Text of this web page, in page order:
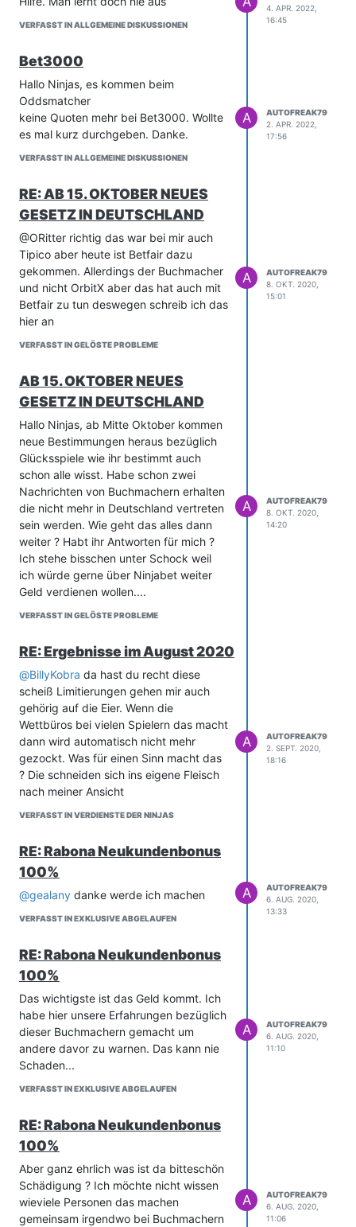
VERFASST IN ALLGEMEINE DISKUSSIONEN
4. APR. 2022,
16:45
Bet3000
Hallo Ninjas, es kommen beim
Oddsmatcher
keine Quoten mehr bei Bet3000. Wollte
es mal kurz durchgeben. Danke.
VERFASST IN ALLGEMEINE DISKUSSIONEN
A
AUTOFREAK79
2. APR. 2022,
17:56
RE: AB 15. OKTOBER NEUES
GESETZ IN DEUTSCHLAND
@ORitter richtig das war bei mir auch
Tipico aber heute ist Betfair dazu
gekommen. Allerdings der Buchmacher
und nicht OrbitX aber das hat auch mit
Betfair zu tun deswegen schreib ich das
hier an
VERFASST IN GELÖSTE PROBLEME
A
AUTOFREAK79
8. OKT. 2020,
15:01
AB 15. OKTOBER NEUES
GESETZ IN DEUTSCHLAND
Hallo Ninjas, ab Mitte Oktober kommen
neue Bestimmungen heraus bezüglich
Glücksspiele wie ihr bestimmt auch
schon alle wisst. Habe schon zwei
Nachrichten von Buchmachern erhalten
die nicht mehr in Deutschland vertreten
sein werden. Wie geht das alles dann
weiter ? Habt ihr Antworten für mich ?
Ich stehe bisschen unter Schock weil
ich würde gerne über Ninjabet weiter
Geld verdienen wollen....
VERFASST IN GELÖSTE PROBLEME
A
AUTOFREAK79
8. OKT. 2020,
14:20
RE: Ergebnisse im August 2020
@BillyKobra da hast du recht diese
scheiß Limitierungen gehen mir auch
gehörig auf die Eier. Wenn die
Wettbüros bei vielen Spielern das macht
dann wird automatisch nicht mehr
gezockt. Was für einen Sinn macht das
? Die schneiden sich ins eigene Fleisch
nach meiner Ansicht
VERFASST IN VERDIENSTE DER NINJAS
A
AUTOFREAK79
2. SEPT. 2020,
18:16
RE: Rabona Neukundenbonus
100%
@gealany danke werde ich machen
VERFASST IN EXKLUSIVE ABGELAUFEN
A
AUTOFREAK79
6. AUG. 2020,
13:33
RE: Rabona Neukundenbonus
100%
Das wichtigste ist das Geld kommt. Ich
habe hier unsere Erfahrungen bezüglich
dieser Buchmachern gemacht um
andere davor zu warnen. Das kann nie
Schaden...
VERFASST IN EXKLUSIVE ABGELAUFEN
A
AUTOFREAK79
6. AUG. 2020,
11:10
RE: Rabona Neukundenbonus
100%
Aber ganz ehrlich was ist da bitteschön
Schädigung ? Ich möchte nicht wissen
wieviele Personen das machen
gemeinsam irgendwo bei Buchmachern
A
AUTOFREAK79
6. AUG. 2020,
11:06